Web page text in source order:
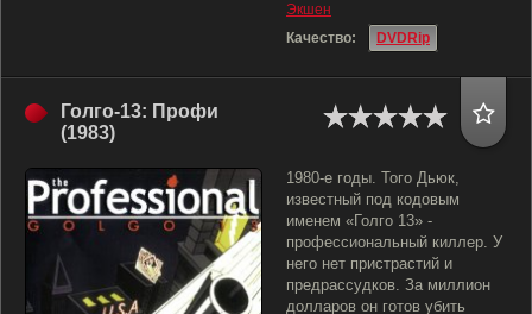
Экшен
Качество:
DVDRip
Голго-13: Профи
(1983)
1980-е годы. Того Дьюк,
известный под кодовым
именем «Голго 13» -
профессиональный киллер. У
него нет пристрастий и
предрассудков. За миллион
долларов он готов убить